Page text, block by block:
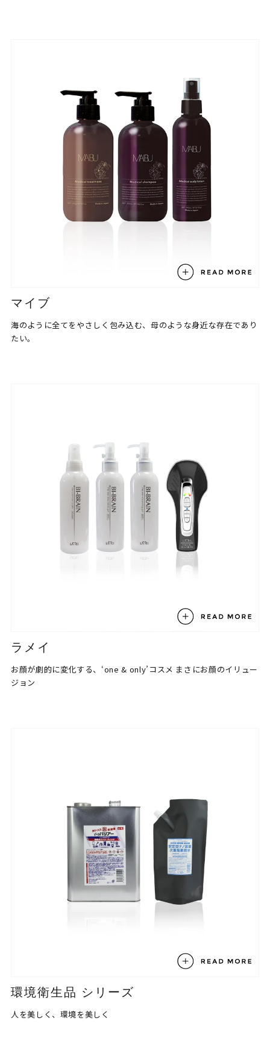
マイブ
海のように全てをやさしく包み込む、母のような身近な存在であり
たい。
ラメイ
お顔が劇的に変化する、‘one & only’コスメ まさにお顔のイリュー
ジョン
環境衛生品 シリーズ
人を美しく、環境を美しく